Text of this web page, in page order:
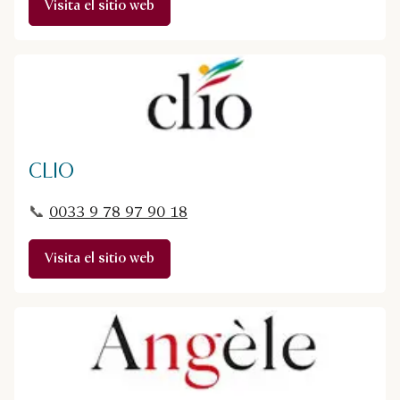
Visita el sitio web
CLIO
📞 0033 9 78 97 90 18
Visita el sitio web